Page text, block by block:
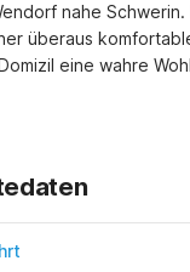
nahe Schwerin.
überaus
eine wahre